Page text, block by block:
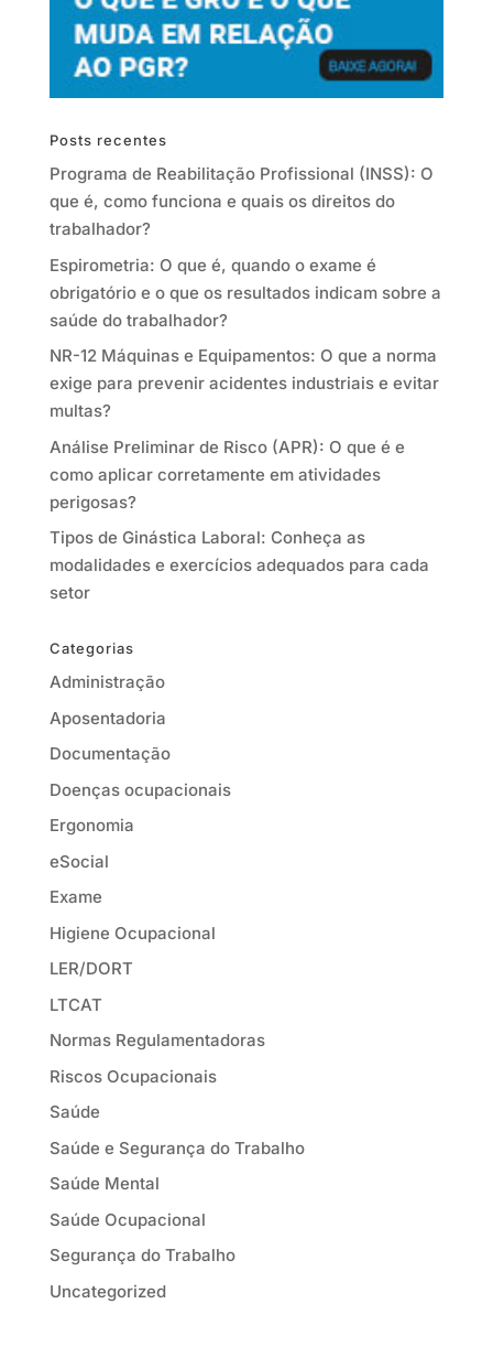
Posts recentes
Programa de Reabilitação Profissional (INSS): O
que é, como funciona e quais os direitos do
trabalhador?
Espirometria: O que é, quando o exame é
obrigatório e o que os resultados indicam sobre a
saúde do trabalhador?
NR-12 Máquinas e Equipamentos: O que a norma
exige para prevenir acidentes industriais e evitar
multas?
Análise Preliminar de Risco (APR): O que é e
como aplicar corretamente em atividades
perigosas?
Tipos de Ginástica Laboral: Conheça as
modalidades e exercícios adequados para cada
setor
Categorias
Administração
Aposentadoria
Documentação
Doenças ocupacionais
Ergonomia
eSocial
Exame
Higiene Ocupacional
LER/DORT
LTCAT
Normas Regulamentadoras
Riscos Ocupacionais
Saúde
Saúde e Segurança do Trabalho
Saúde Mental
Saúde Ocupacional
Segurança do Trabalho
Uncategorized